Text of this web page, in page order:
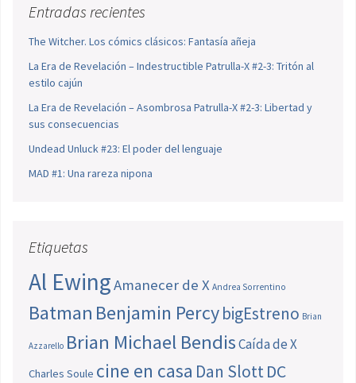
Entradas recientes
The Witcher. Los cómics clásicos: Fantasía añeja
La Era de Revelación – Indestructible Patrulla-X #2-3: Tritón al
estilo cajún
La Era de Revelación – Asombrosa Patrulla-X #2-3: Libertad y
sus consecuencias
Undead Unluck #23: El poder del lenguaje
MAD #1: Una rareza nipona
Etiquetas
Al EwingAmanecer de X Andrea Sorrentino
Batman Benjamin PercybigEstreno Brian
Azzarello Brian Michael BendisCaída de X
Charles Soule cine en casa Dan SlottDC